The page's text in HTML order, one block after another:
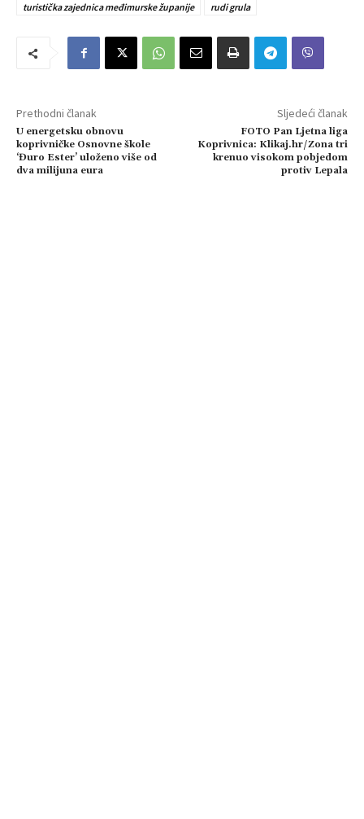
turistička zajednica međimurske županije
rudi grula
Prethodni članak
U energetsku obnovu
koprivničke Osnovne škole
‘Đuro Ester’ uloženo više od
dva milijuna eura
Sljedeći članak
FOTO Pan Ljetna liga
Koprivnica: Klikaj.hr/Zona tri
krenuo visokom pobjedom
protiv Lepala